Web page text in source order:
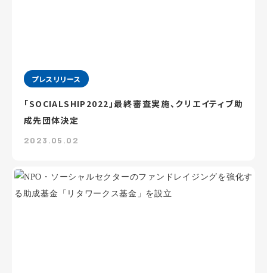
プレスリリース
「SOCIALSHIP2022」最終審査実施、クリエイティブ助
成先団体決定
2023.05.02